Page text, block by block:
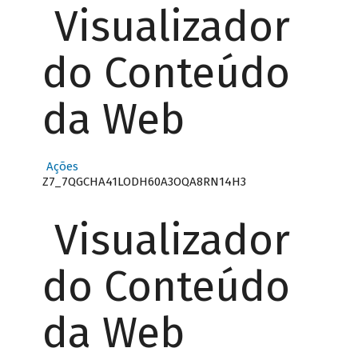
Visualizador
do Conteúdo
da Web
Ações
Z7_7QGCHA41LODH60A3OQA8RN14H3
Visualizador
do Conteúdo
da Web